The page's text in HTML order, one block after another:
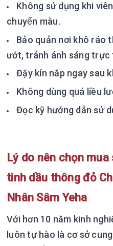
Không sử dụng khi
chuyển màu.
Bảo quản nơi khô ráo
ướt, tránh ánh sáng
Đậy kín nắp ngay sau
Không dùng quá liều
Đọc kỹ hướng dẫn sử
Lý do nên chọn
tinh dầu thông đỏ
Nhân Sâm Yeha
Với hơn 10 năm kinh
luôn tự hào là cơ sở